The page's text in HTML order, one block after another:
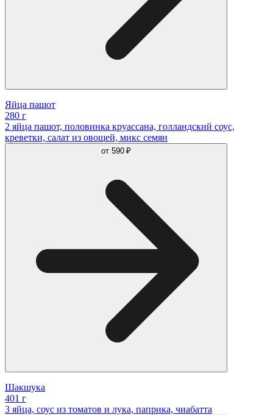
Яйца пашот
280 г
2 яйца пашот, половинка круассана, голландский соус,
креветки, салат из овощей, микс семян
от 590 ₽
Шакшука
401 г
3 яйца, соус из томатов и лука, паприка, чиабатта